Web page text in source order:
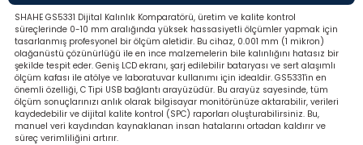
SHAHE GS5331 Dijital Kalınlık Komparatörü, üretim ve kalite kontrol
süreçlerinde 0-10 mm aralığında yüksek hassasiyetli ölçümler yapmak için
tasarlanmış profesyonel bir ölçüm aletidir. Bu cihaz, 0.001 mm (1 mikron)
olağanüstü çözünürlüğü ile en ince malzemelerin bile kalınlığını hatasız bir
şekilde tespit eder. Geniş LCD ekranı, şarj edilebilir bataryası ve sert alaşımlı
ölçüm kafası ile atölye ve laboratuvar kullanımı için idealdir. GS5331'in en
önemli özelliği, C Tipi USB bağlantı arayüzüdür. Bu arayüz sayesinde, tüm
ölçüm sonuçlarınızı anlık olarak bilgisayar monitörünüze aktarabilir, verileri
kaydedebilir ve dijital kalite kontrol (SPC) raporları oluşturabilirsiniz. Bu,
manuel veri kaydından kaynaklanan insan hatalarını ortadan kaldırır ve
süreç verimliliğini artırır.